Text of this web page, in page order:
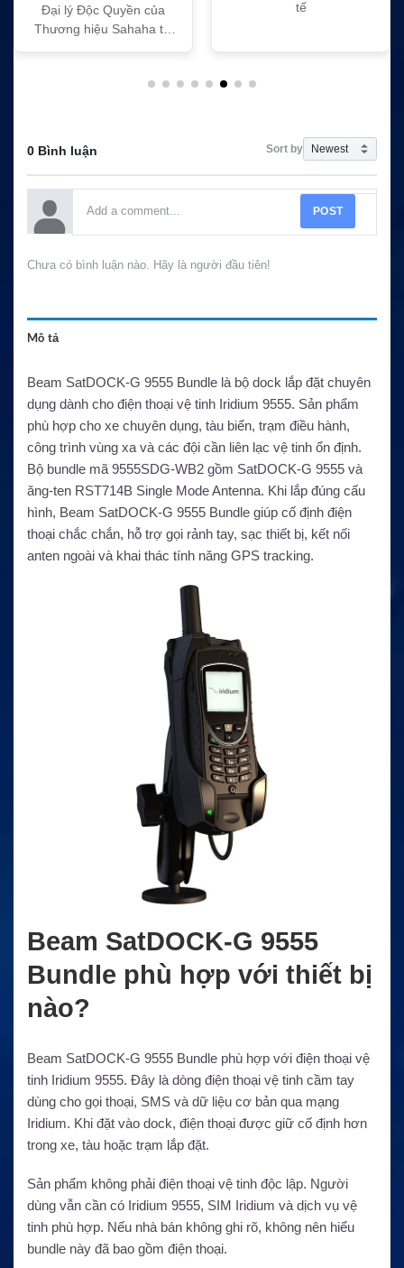
Đại lý Độc Quyền của
Thương hiệu Sahaha tại
tế
0 Bình luận Sort by
POST
Chưa có bình luận nào. Hãy là người đầu tiên!
Mô tả
Beam SatDOCK-G 9555 Bundle là bộ dock lắp đặt chuyên
dụng dành cho điện thoại vệ tinh Iridium 9555. Sản phẩm
phù hợp cho xe chuyên dụng, tàu biển, trạm điều hành,
công trình vùng xa và các đội cần liên lạc vệ tinh ổn định.
Bộ bundle mã 9555SDG-WB2 gồm SatDOCK-G 9555 và
ăng-ten RST714B Single Mode Antenna. Khi lắp đúng cấu
hình, Beam SatDOCK-G 9555 Bundle giúp cố định điện
thoại chắc chắn, hỗ trợ gọi rảnh tay, sạc thiết bị, kết nối
anten ngoài và khai thác tính năng GPS tracking.
Beam SatDOCK-G 9555
Bundle phù hợp với thiết bị
nào?
Beam SatDOCK-G 9555 Bundle phù hợp với điện thoại vệ
tinh Iridium 9555. Đây là dòng điện thoại vệ tinh cầm tay
dùng cho gọi thoại, SMS và dữ liệu cơ bản qua mạng
Iridium. Khi đặt vào dock, điện thoại được giữ cố định hơn
trong xe, tàu hoặc trạm lắp đặt.
Sản phẩm không phải điện thoại vệ tinh độc lập. Người
dùng vẫn cần có Iridium 9555, SIM Iridium và dịch vụ vệ
tinh phù hợp. Nếu nhà bán không ghi rõ, không nên hiểu
bundle này đã bao gồm điện thoại.